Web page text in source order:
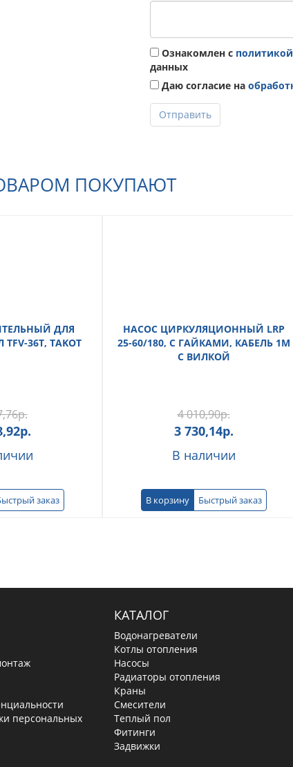
Ознакомлен с политикой
данных
Даю согласие на
Отправить
ПОКУПАЮТ
ДЛЯ
36T, TAKOT
р.
р.
заказ
НАСОС ЦИРКУЛЯЦИОННЫЙ LRP
25-60/180, С ГАЙКАМИ, КАБЕЛЬ 1М
С ВИЛКОЙ
4 010,90р.
3 730,14р.
В наличии
В корзину Быстрый заказ
персональных
КАТАЛОГ
Водонагреватели
Котлы отопления
Насосы
Радиаторы отопления
Краны
Смесители
Теплый пол
Фитинги
Задвижки